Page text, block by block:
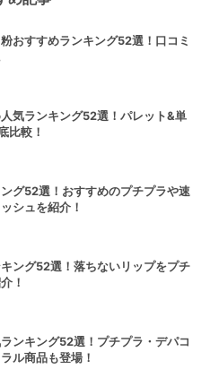
おすすめランキング52選！口コミ
気ランキング52選！パレット&単
比較！
グ52選！おすすめのプチプラや速
シュを紹介！
ング52選！落ちないリップをプチ
！
ンキング52選！プチプラ・デパコ
ル商品も登場！